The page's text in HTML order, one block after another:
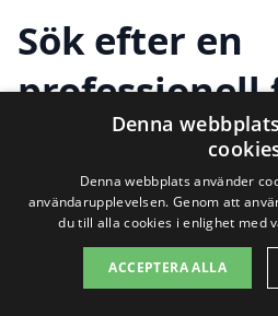
Sök efter en
professionell
städer nära
Att hitta rätt företag för
Denna
Denna webbplats använder
användarupplevelsen. Genom att
du till alla cookies i enlighet med
ACCEPTERA ALLA